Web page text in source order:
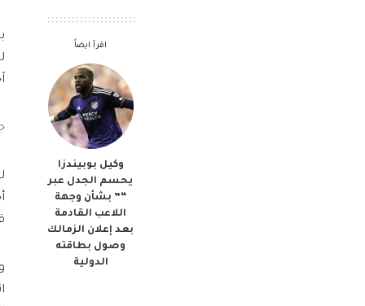
اقرأ ايضاً
وكيل بوبيندزا
يحسم الجدل عبر
“” بشأن وجهة
اللاعب القادمة
بعد إعلان الزمالك
وصول بطاقته
الدولية